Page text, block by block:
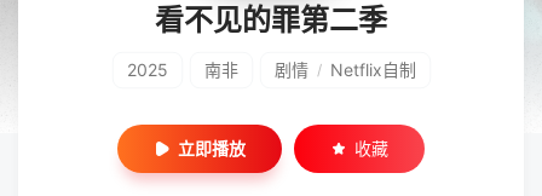
看不见的罪第二季
2025 南非 剧情 / Netflix自制
立即播放 收藏